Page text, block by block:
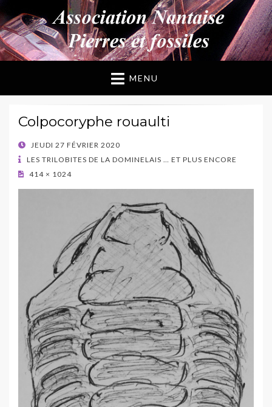
ANPF
Association Nantaise Pierres et Fossiles
MENU
Colpocoryphe rouaulti
POSTED
ON
JEUDI 27 FÉVRIER 2020
LES TRILOBITES DE LA DOMINELAIS … ET PLUS ENCORE
414 × 1024